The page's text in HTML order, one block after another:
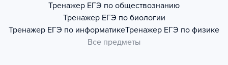
Тренажер ЕГЭ по обществознанию
Тренажер ЕГЭ по биологии
Тренажер ЕГЭ по информатикеТренажер ЕГЭ по физике
Все предметы